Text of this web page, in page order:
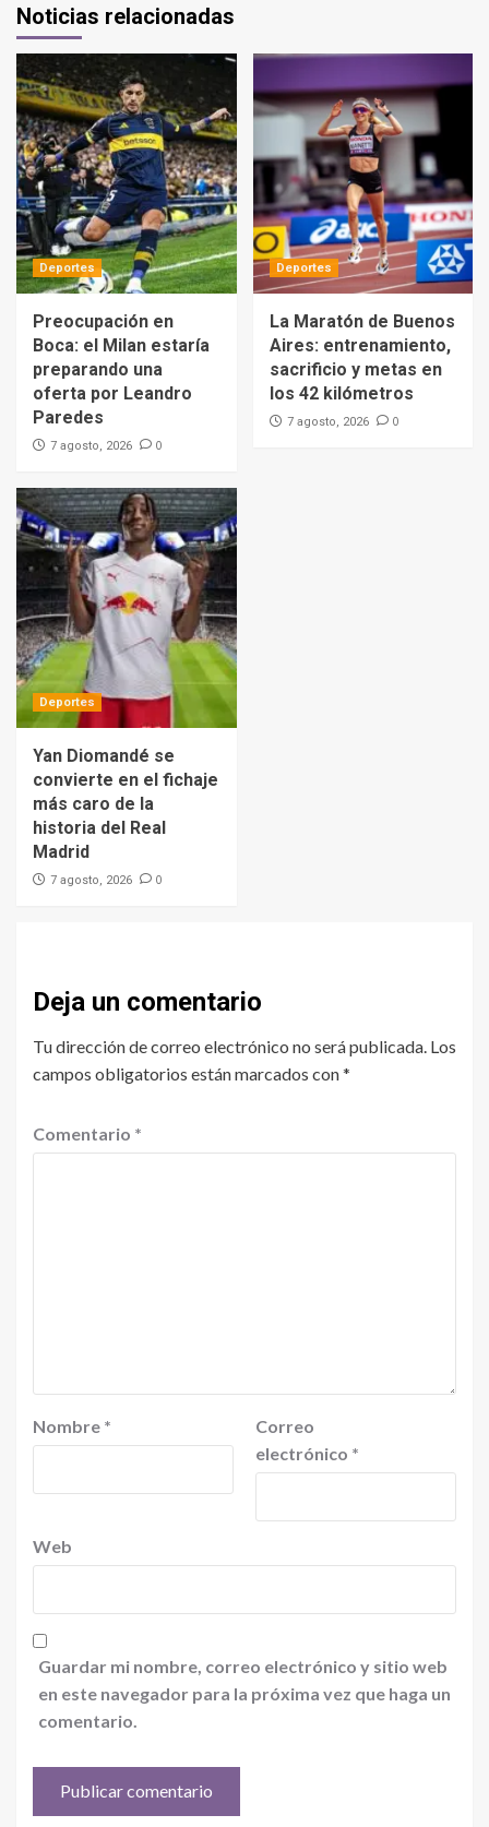
Noticias relacionadas
Deportes
Preocupación en
Boca: el Milan estaría
preparando una
oferta por Leandro
Paredes
7 agosto, 2026 0
Deportes
La Maratón de Buenos
Aires: entrenamiento,
sacrificio y metas en
los 42 kilómetros
7 agosto, 2026 0
Deportes
Yan Diomandé se
convierte en el fichaje
más caro de la
historia del Real
Madrid
7 agosto, 2026 0
Deja un comentario
Tu dirección de correo electrónico no será publicada. Los
campos obligatorios están marcados con*
Comentario *
Nombre *
Correo
electrónico *
Web
Guardar mi nombre, correo electrónico y sitio web
en este navegador para la próxima vez que haga un
comentario.